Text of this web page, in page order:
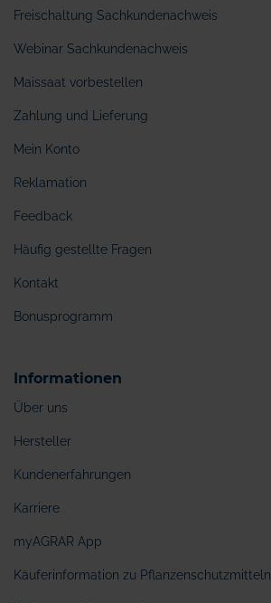
Freischaltung Sachkundenachweis
Webinar Sachkundenachweis
Maissaat vorbestellen
Zahlung und Lieferung
Mein Konto
Reklamation
Feedback
Häufig gestellte Fragen
Kontakt
Bonusprogramm
Informationen
Über uns
Hersteller
Kundenerfahrungen
Karriere
myAGRAR App
Käuferinformation zu Pflanzenschutzmitteln